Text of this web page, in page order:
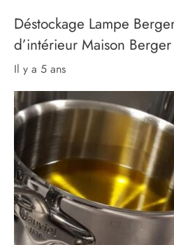
Déstockage Lampe
d’intérieur Maison
il y a 5 ans